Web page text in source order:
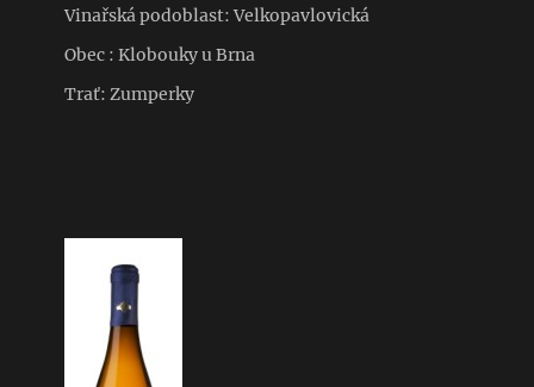
Vinařská podoblast: Velkopavlovická
Obec : Klobouky u Brna
Trať: Zumperky